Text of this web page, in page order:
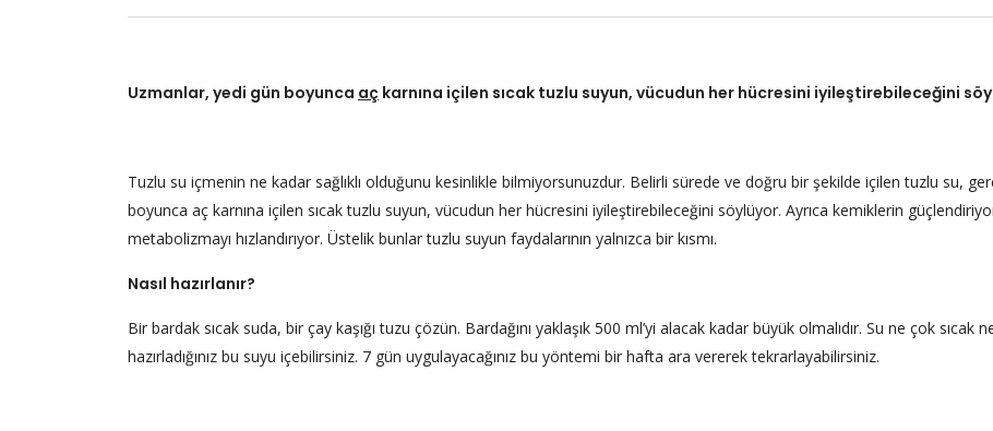
Uzmanlar, yedi gün boyunca aç karnına içilen sıcak tuzlu suyun, vücudun her hücresini iyileştirebileceğini
Tuzlu su içmenin ne kadar sağlıklı olduğunu kesinlikle bilmiyorsunuzdur. Belirli sürede ve doğru bir şekilde içilen tuzlu su,
boyunca aç karnına içilen sıcak tuzlu suyun, vücudun her hücresini iyileştirebileceğini söylüyor. Ayrıca kemiklerin
metabolizmayı hızlandırıyor. Üstelik bunlar tuzlu suyun faydalarının yalnızca bir kısmı.
Nasıl hazırlanır?
Bir bardak sıcak suda, bir çay kaşığı tuzu çözün. Bardağını yaklaşık 500 ml’yi alacak kadar büyük olmalıdır. Su ne çok sıcak
hazırladığınız bu suyu içebilirsiniz. 7 gün uygulayacağınız bu yöntemi bir hafta ara vererek tekrarlayabilirsiniz.